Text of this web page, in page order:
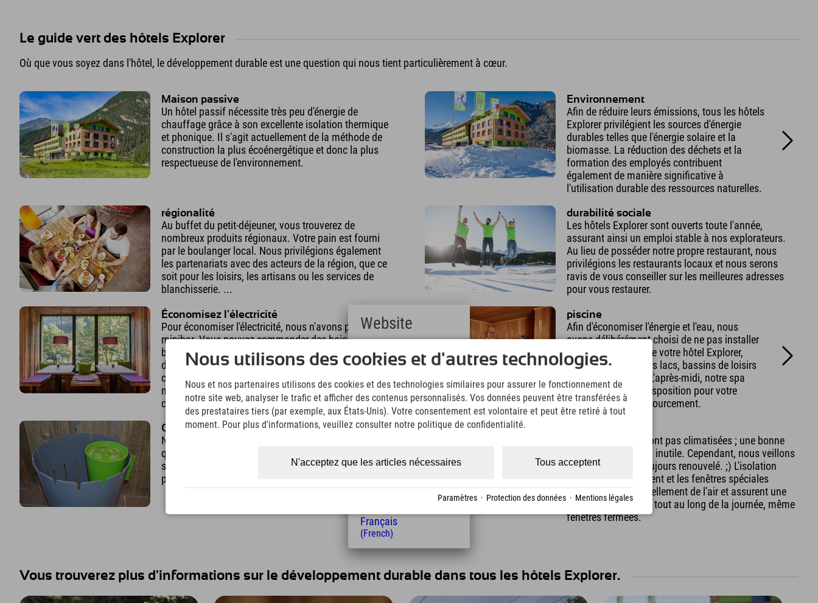
Le guide vert des hôtels Explorer
Où que vous soyez dans l'hôtel, le développement durable est une question qui nous tient particulièrement à cœur.
Maison passive
Un hôtel passif nécessite très peu d'énergie de
chauffage grâce à son excellente isolation thermique
et phonique. Il s'agit actuellement de la méthode de
construction la plus écoénergétique et donc la plus
respectueuse de l'environnement.
Environnement
Afin de réduire leurs émissions, tous les hôtels
Explorer privilégient les sources d'énergie
durables telles que l'énergie solaire et la
biomasse. La réduction des déchets et la
formation des employés contribuent
également de manière significative à
l'utilisation durable des ressources naturelles.
régionalité
Au buffet du petit-déjeuner, vous trouverez de
nombreux produits régionaux. Votre pain est fourni
par le boulanger local. Nous privilégions également
les partenariats avec des acteurs de la région, que ce
soit pour les loisirs, les artisans ou les services de
blanchisserie. ...
durabilité sociale
Les hôtels Explorer sont ouverts toute l'année,
assurant ainsi un emploi stable à nos explorateurs.
Au lieu de posséder notre propre restaurant, nous
privilégions les restaurants locaux et nous serons
ravis de vous conseiller sur les meilleures adresses
pour vous restaurer.
Économisez l'électricité
Pour économiser l'électricité, nous n'avons pas de
minibar. Vous pouvez commander des boissons au
bar et les emporter dans votre chambre ou les
déguster au salon. Des ampoules basse
consommation, des LED et des détecteurs de
mouvement nous permettent de réduire notre
consommation d'électricité.
piscine
Afin d'économiser l'énergie et l'eau, nous
avons délibérément choisi de ne pas installer
de piscine. Autour de votre hôtel Explorer,
vous trouverez divers lacs, bassins de loisirs
et bains thermaux. L'après-midi, notre spa
sportif est à votre disposition pour votre
détente et votre ressourcement.
Ordures
Nous nous efforçons de réduire les déchets autant
que possible. Les quelques déchets produits sont
soigneusement triés ; vous avez également la
possibilité de trier vos déchets dans votre chambre.
Nos chambres ne sont pas climatisées ; une bonne
ventilation rend cela inutile. Cependant, nous veillons
à ce que l'air soit toujours renouvelé. ;) L'isolation
thermique du bâtiment et les fenêtres spéciales
favorisent le renouvellement de l'air et assurent une
ventilation optimale tout au long de la journée, même
fenêtres fermées.
Vous trouverez plus d'informations sur le développement durable dans tous les hôtels Explorer.
Nous utilisons des cookies et d'autres technologies.
Nous et nos partenaires utilisons des cookies et des technologies similaires pour assurer le fonctionnement de
notre site web, analyser le trafic et afficher des contenus personnalisés. Vos données peuvent être transférées à
des prestataires tiers (par exemple, aux États-Unis). Votre consentement est volontaire et peut être retiré à tout
moment. Pour plus d'informations, veuillez consulter notre politique de confidentialité.
Tous acceptent
N'acceptez que les articles nécessaires
Paramètres · Protection des données · Mentions légales
Website
Deutsch
(German)
(English)
Italiano
(Italian)
Čeština
(Polish)
(Hungarian)
Français
(French)